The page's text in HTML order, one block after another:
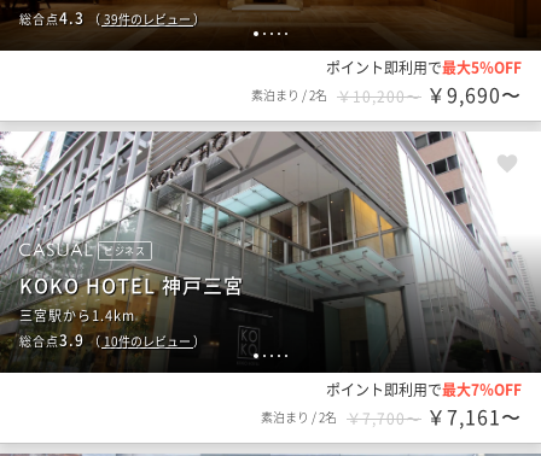
1 2 3 4 5
総合点4.3 （ 39件のレビュー）
ポイント即利用で最大5％OFF
素泊まり /2名 ￥10,200〜 ￥9,690〜
1 2 3 4 5
ビジネス
KOKO HOTEL 神戸三宮
三宮駅から1.4km
総合点3.9 （10件のレビュー ）
ポイント即利用で最大7％OFF
素泊まり /2名 ￥7,700〜 ￥7,161〜